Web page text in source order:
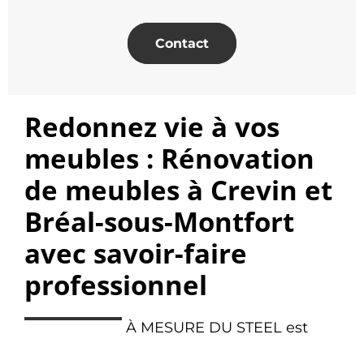
Contact
Redonnez vie à vos
meubles : Rénovation
de meubles à Crevin et
Bréal-sous-Montfort
avec savoir-faire
professionnel
À MESURE DU STEEL est